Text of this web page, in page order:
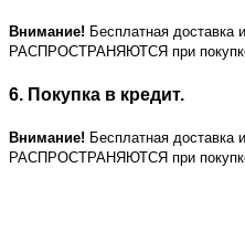
Внимание! Бесплатная доставка
РАСПРОСТРАНЯЮТСЯ при покупке
6. Покупка в кредит.
Внимание! Бесплатная доставка
РАСПРОСТРАНЯЮТСЯ при покупке